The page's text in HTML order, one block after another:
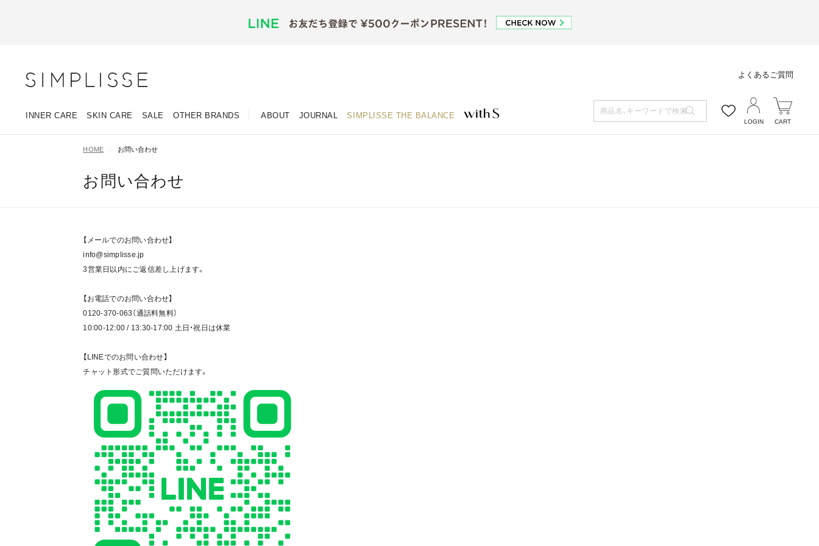
INNER CARE SKIN CARE SALE OTHER BRANDS ABOUT JOURNAL SIMPLISSE THE BALANCE
よくあるご質問
LOGIN CART
HOME お問い合わせ
お問い合わせ
【メールでのお問い合わせ】
info@simplisse.jp
3営業日以内にご返信差し上げます。
【お電話でのお問い合わせ】
0120-370-063（通話料無料）
10:00-12:00 / 13:30-17:00 土日・祝日は休業
【LINEでのお問い合わせ】
チャット形式でご質問いただけます。